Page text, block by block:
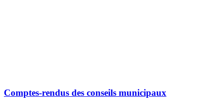
Comptes-rendus des conseils municipaux